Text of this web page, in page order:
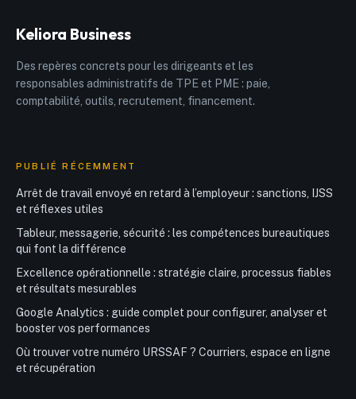
Keliora Business
Des repères concrets pour les dirigeants et les
responsables administratifs de TPE et PME : paie,
comptabilité, outils, recrutement, financement.
PUBLIÉ RÉCEMMENT
Arrêt de travail envoyé en retard à l’employeur : sanctions, IJSS
et réflexes utiles
Tableur, messagerie, sécurité : les compétences bureautiques
qui font la différence
Excellence opérationnelle : stratégie claire, processus fiables
et résultats mesurables
Google Analytics : guide complet pour configurer, analyser et
booster vos performances
Où trouver votre numéro URSSAF ? Courriers, espace en ligne
et récupération